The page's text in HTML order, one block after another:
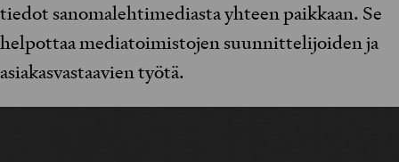
tiedot sanomalehtimediasta yhteen paikkaan. Se
helpottaa mediatoimistojen suunnittelijoiden ja
asiakasvastaavien työtä.